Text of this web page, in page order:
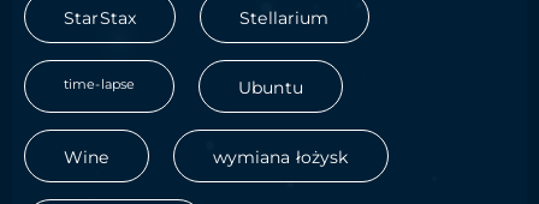
StarStax Stellarium
time-lapse Ubuntu
Wine wymiana łożysk